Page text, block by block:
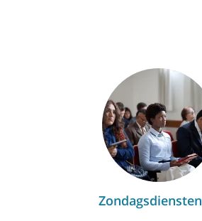
Zondagsdiensten